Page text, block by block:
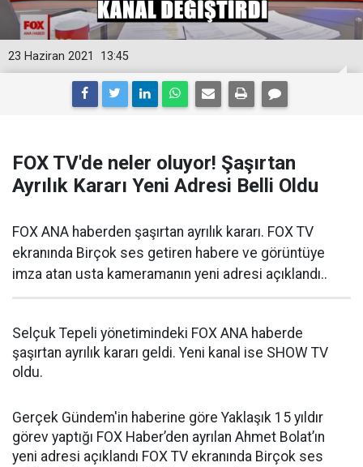
13:45
23 Haziran 2021
FOX TV'de neler oluyor! Şaşırtan
Ayrılık Kararı Yeni Adresi Belli Oldu
FOX ANA haberden şaşırtan ayrılık kararı. FOX TV
ekranında Birçok ses getiren habere ve görüntüye
imza atan usta kameramanın yeni adresi açıklandı..
Selçuk Tepeli yönetimindeki FOX ANA haberde
şaşırtan ayrılık kararı geldi. Yeni kanal ise SHOW TV
oldu.
Gerçek Gündem'in haberine göre Yaklaşık 15 yıldır
görev yaptığı FOX Haber’den ayrılan Ahmet Bolat’ın
yeni adresi açıklandı FOX TV ekranında Birçok ses